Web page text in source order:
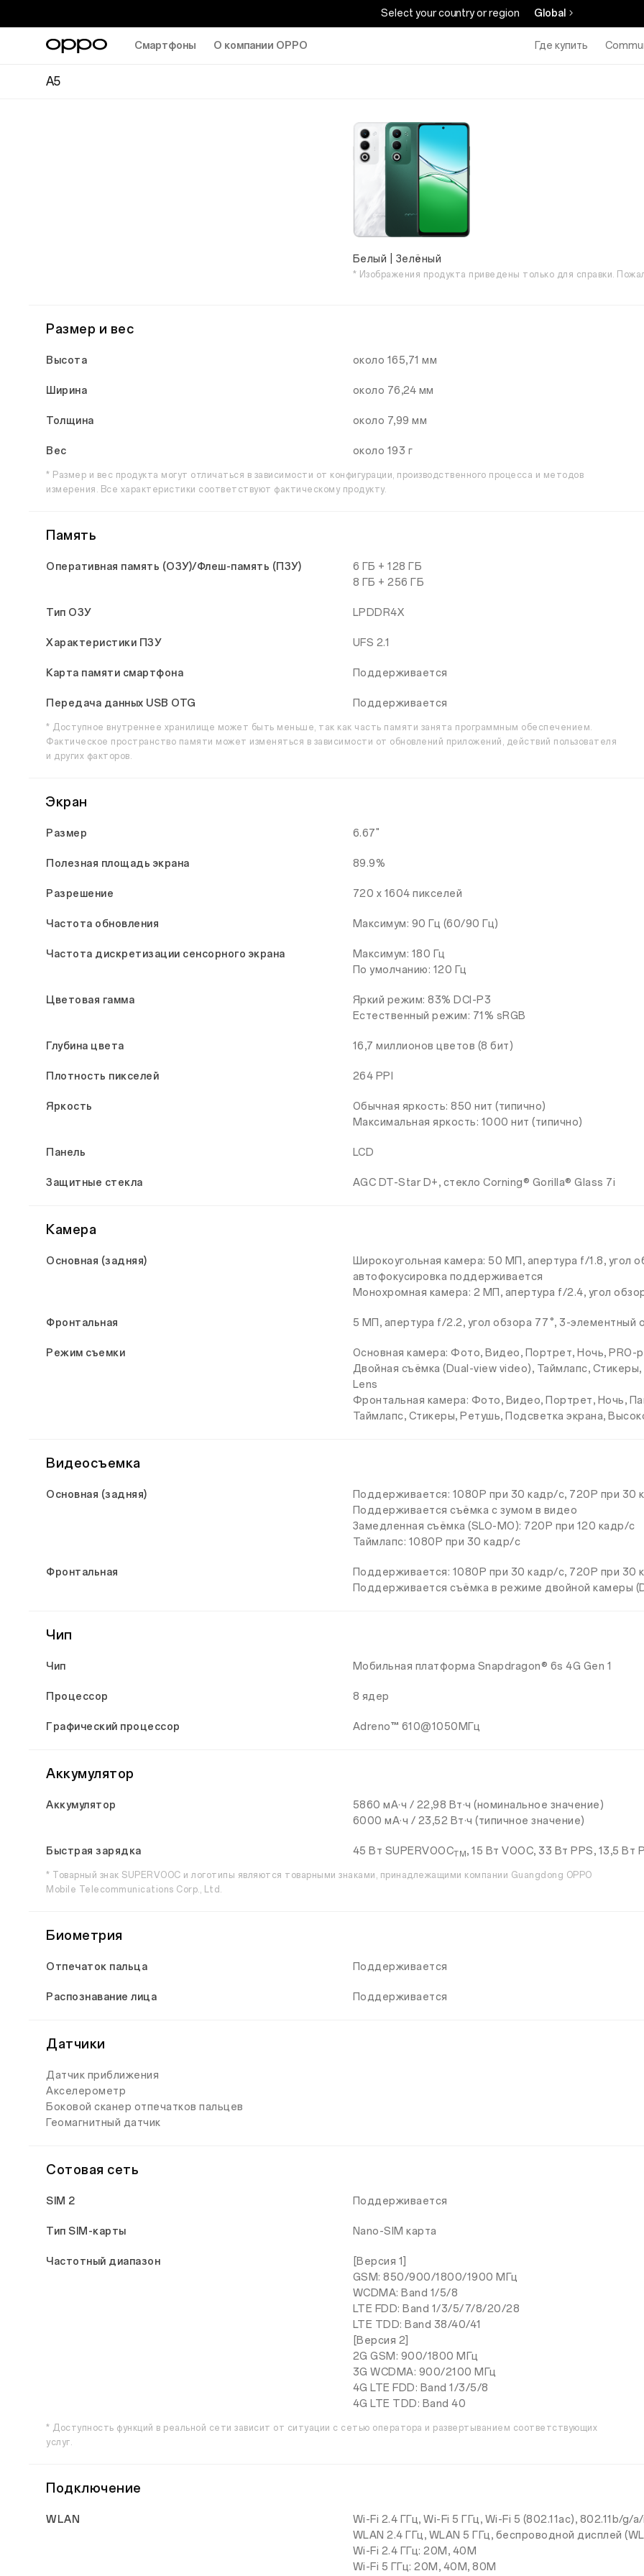
Select your country or region Global
Смартфоны О компании OPPO Где купить
A5
Белый | Зелёный
* Изображения продукта приведены только для справки.
Размер и вес
Высота около 165,71 мм
Ширина около 76,24 мм
Толщина около 7,99 мм
Вес около 193 г
* Размер и вес продукта могут отличаться в зависимости от конфигурации, производственного процесса и методов
измерения. Все характеристики соответствуют фактическому продукту.
Память
Оперативная память (ОЗУ)/Флеш-память (ПЗУ)
6 ГБ + 128 ГБ
8 ГБ + 256 ГБ
Тип ОЗУ LPDDR4X
Характеристики ПЗУ UFS 2.1
Карта памяти смартфона Поддерживается
Передача данных USB OTG Поддерживается
* Доступное внутреннее хранилище может быть меньше, так как часть памяти занята программным обеспечением.
Фактическое пространство памяти может изменяться в зависимости от обновлений приложений, действий пользователя
и других факторов.
Экран
Размер 6.67"
Полезная площадь экрана 89.9%
Разрешение 720 x 1604 пикселей
Частота обновления Максимум: 90 Гц (60/90 Гц)
Частота дискретизации сенсорного экрана
Максимум: 180 Гц
По умолчанию: 120 Гц
Цветовая гамма
Яркий режим: 83% DCI-P3
Естественный режим: 71% sRGB
Глубина цвета 16,7 миллионов цветов (8 бит)
Плотность пикселей 264 PPI
Яркость
Обычная яркость: 850 нит (типично)
Максимальная яркость: 1000 нит (типично)
Панель LCD
Защитные стекла AGC DT-Star D+, стекло Corning® Gorilla® Glass 7i
Камера
Основная (задняя)
Широкоугольная камера: 50 МП, апертура f/1.8, угол
автофокусировка поддерживается
Монохромная камера: 2 МП, апертура f/2.4, угол
Фронтальная 5 МП, апертура f/2.2, угол обзора 77°, 3-элементный
Режим съемки
Основная камера: Фото, Видео, Портрет, Ночь,
Двойная съёмка (Dual-view video), Таймлапс,
Lens
Фронтальная камера: Фото, Видео, Портрет, Ночь,
Таймлапс, Стикеры, Ретушь, Подсветка экрана,
Видеосъемка
Основная (задняя)
Поддерживается: 1080P при 30 кадр/с, 720P при 30
Поддерживается съёмка с зумом в видео
Замедленная съёмка (SLO-MO): 720P при 120 кадр/с
Таймлапс: 1080P при 30 кадр/с
Фронтальная
Поддерживается: 1080P при 30 кадр/с, 720P при 30
Поддерживается съёмка в режиме двойной камеры
Чип
Чип Мобильная платформа Snapdragon® 6s 4G Gen 1
Процессор 8 ядер
Графический процессор Adreno™ 610@1050МГц
Аккумулятор
Аккумулятор
5860 мА·ч / 22,98 Вт·ч (номинальное значение)
6000 мА·ч / 23,52 Вт·ч (типичное значение)
Быстрая зарядка 45 Вт SUPERVOOCTM, 15 Вт VOOC, 33 Вт PPS, 13,5 Вт
* Товарный знак SUPERVOOC и логотипы являются товарными знаками, принадлежащими компании Guangdong OPPO
Mobile Telecommunications Corp., Ltd.
Биометрия
Отпечаток пальца Поддерживается
Распознавание лица Поддерживается
Датчики
Датчик приближения
Акселерометр
Боковой сканер отпечатков пальцев
Геомагнитный датчик
Сотовая сеть
SIM 2 Поддерживается
Тип SIM-карты Nano-SIM карта
Частотный диапазон
[Версия 1]
GSM: 850/900/1800/1900 МГц
WCDMA: Band 1/5/8
LTE FDD: Band 1/3/5/7/8/20/28
LTE TDD: Band 38/40/41
[Версия 2]
2G GSM: 900/1800 МГц
3G WCDMA: 900/2100 МГц
4G LTE FDD: Band 1/3/5/8
4G LTE TDD: Band 40
* Доступность функций в реальной сети зависит от ситуации с сетью оператора и развертыванием соответствующих
услуг.
Подключение
WLAN
Wi-Fi 2.4 ГГц, Wi-Fi 5 ГГц, Wi-Fi 5 (802.11ac), 802.11b/g/
WLAN 2.4 ГГц, WLAN 5 ГГц, беспроводной дисплей
Wi-Fi 2.4 ГГц: 20M, 40M
Wi-Fi 5 ГГц: 20M, 40M, 80M